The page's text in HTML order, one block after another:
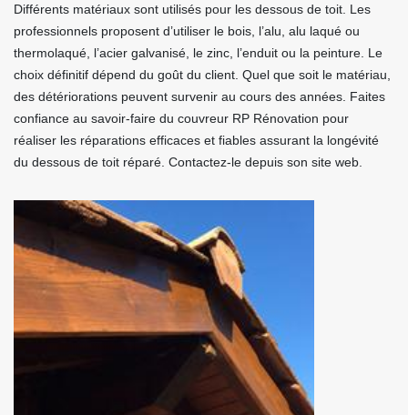
Différents matériaux sont utilisés pour les dessous de toit. Les
professionnels proposent d’utiliser le bois, l’alu, alu laqué ou
thermolaqué, l’acier galvanisé, le zinc, l’enduit ou la peinture. Le
choix définitif dépend du goût du client. Quel que soit le matériau,
des détériorations peuvent survenir au cours des années. Faites
confiance au savoir-faire du couvreur RP Rénovation pour
réaliser les réparations efficaces et fiables assurant la longévité
du dessous de toit réparé. Contactez-le depuis son site web.